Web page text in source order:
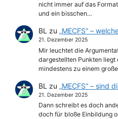
nicht immer auf das
und ein bisschen…
BL zu „MECFS“ –
21. Dezember 2025
Mir leuchtet die
dargestellten Punkten liegt
mindestens zu einem
BL zu „MECFS“ – sind
21. Dezember 2025
Dann schreibt es doch
doch für bloße Einbildung